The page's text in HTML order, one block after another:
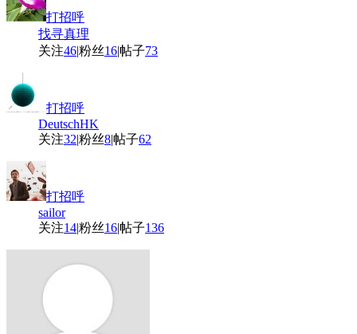
打招呼
找寻真理
关注46|粉丝16|帖子73
打招呼
DeutschHK
关注32|粉丝8|帖子62
打招呼
sailor
关注14|粉丝16|帖子136